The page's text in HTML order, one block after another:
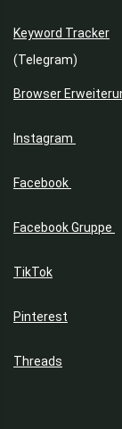
Keyword Tracker
(Telegram)
Browser
Instagram
Facebook
Facebook Gruppe
TikTok
Pinterest
Threads